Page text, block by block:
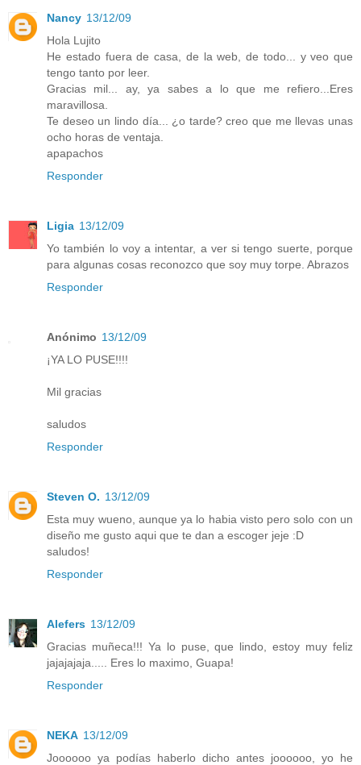
Nancy 13/12/09
Hola Lujito
He estado fuera de casa, de la web, de todo... y veo que
tengo tanto por leer.
Gracias mil... ay, ya sabes a lo que me refiero...Eres
maravillosa.
Te deseo un lindo día... ¿o tarde? creo que me llevas unas
ocho horas de ventaja.
apapachos
Responder
Ligia 13/12/09
Yo también lo voy a intentar, a ver si tengo suerte, porque
para algunas cosas reconozco que soy muy torpe. Abrazos
Responder
Anónimo 13/12/09
¡YA LO PUSE!!!!
Mil gracias
saludos
Responder
Steven O. 13/12/09
Esta muy wueno, aunque ya lo habia visto pero solo con un
diseño me gusto aqui que te dan a escoger jeje :D
saludos!
Responder
Alefers 13/12/09
Gracias muñeca!!! Ya lo puse, que lindo, estoy muy feliz
jajajajaja..... Eres lo maximo, Guapa!
Responder
NEKA 13/12/09
Joooooo ya podías haberlo dicho antes joooooo, yo he